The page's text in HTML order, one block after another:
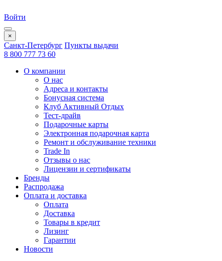
Войти
×
Санкт-Петербург Пункты выдачи
8 800 777 73 60
О компании
О нас
Адреса и контакты
Бонусная система
Клуб Активный Отдых
Тест-драйв
Подарочные карты
Электронная подарочная карта
Ремонт и обслуживание техники
Trade In
Отзывы о нас
Лицензии и сертификаты
Бренды
Распродажа
Оплата и доставка
Оплата
Доставка
Товары в кредит
Лизинг
Гарантии
Новости